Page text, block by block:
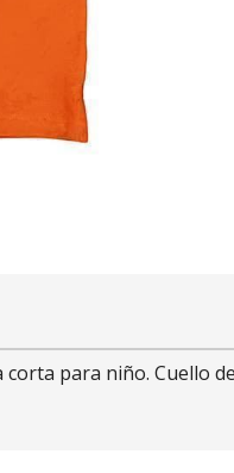
corta para niño. Cuello